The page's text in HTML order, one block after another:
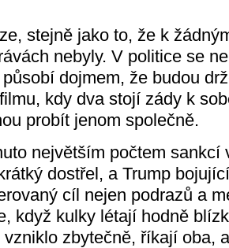
stejně jako to, že k
nebyly. V politice se
dojmem, že budou
kdy dva stojí zády k
probít jenom společně.
největším počtem sankcí
dostřel, a Trump
cíl nejen podrazů a
když kulky létají hodně
zbytečně, říkají oba,